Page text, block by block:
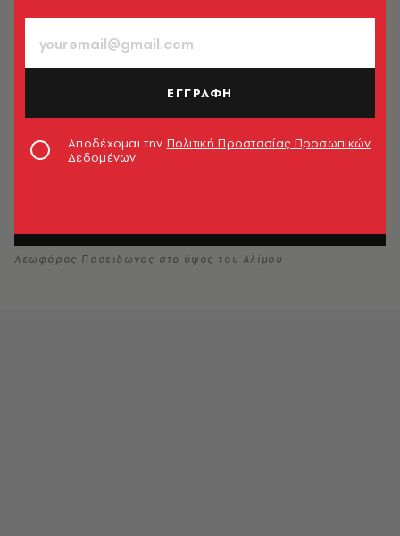
Λεωφόρος Ποσειδώνος στο ύψος του Αλίμου
ΕΓΓΡΑΦΗ
Αποδέχομαι την Πολιτική Προστασίας Προσωπικών
Δεδομένων